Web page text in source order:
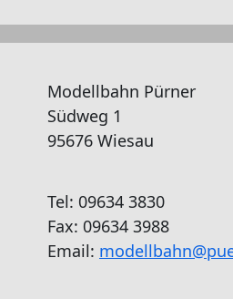
Modellbahn Pürner
Südweg 1
95676 Wiesau
Tel: 09634 3830
Fax: 09634 3988
Email: